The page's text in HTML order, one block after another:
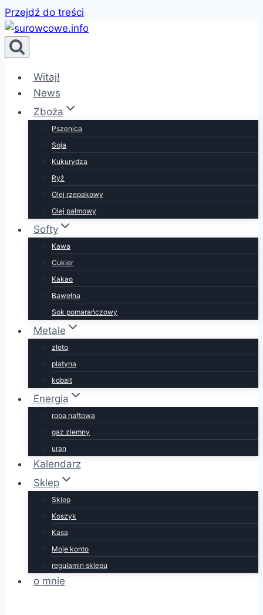
Przejdź do treści
Witaj!
News
Zboża
Pszenica
Soja
Kukurydza
Ryż
Olej rzepakowy
Olej palmowy
Softy
Kawa
Cukier
Kakao
Bawełna
Sok pomarańczowy
Metale
złoto
platyna
kobalt
Energia
ropa naftowa
gaz ziemny
uran
Kalendarz
Sklep
Sklep
Koszyk
Kasa
Moje konto
regulamin sklepu
o mnie